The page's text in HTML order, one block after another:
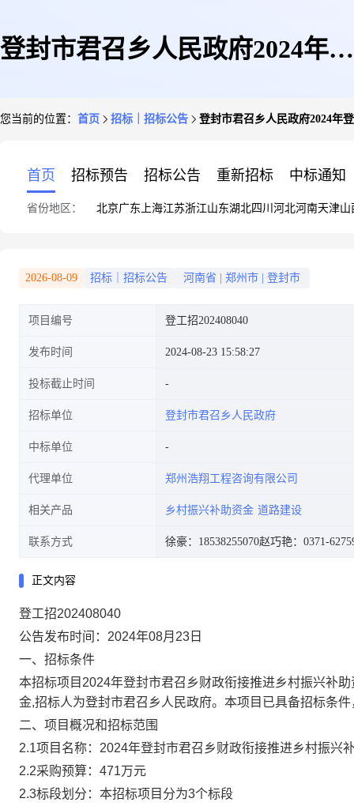
登封市君召乡人民政府2024年登
招标公告
您当前的位置： 首页 招标｜招标公告 登封市君召乡人民政府2024年
首页 招标预告 招标公告 重新招标 中标通知
省份地区： 北京广东 上海江苏浙江山东湖北四川 河北河南天津山
2026-08-09 招标｜招标公告 河南省 郑州市 登封市
项目编号 登工招202408040
发布时间 2024-08-23 15:58:27
投标截止时间
招标单位 登封市君召乡人民政府
中标单位
代理单位 郑州浩翔工程咨询有限公司
相关产品 乡村振兴补助资金 道路建设
联系方式 徐豪：18538255070赵巧艳：0371-
正文内容
登工招202408040
公告发布时间：2024年08月23日
一、招标条件
本招标项目2024年登封市君召乡财政衔接推进乡村振兴补
金,招标人为登封市君召乡人民政府。本项目已具备招标条
二、项目概况和招标范围
2.1项目名称：2024年登封市君召乡财政衔接推进乡村振兴
2.2采购预算：471万元
2.3标段划分：本招标项目分为3个标段